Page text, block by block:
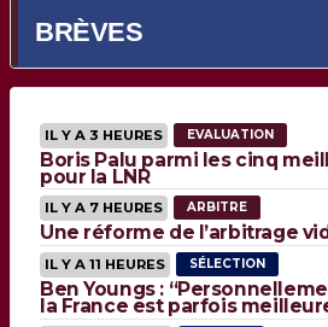
BRÈVES
IL Y A 3 HEURES EVALUATION
Boris Palu parmi les cinq
pour la LNR
IL Y A 7 HEURES ARBITRE
Une réforme de l’arbitrage
IL Y A 11 HEURES SÉLECTION
Ben Youngs :
la France est parfois